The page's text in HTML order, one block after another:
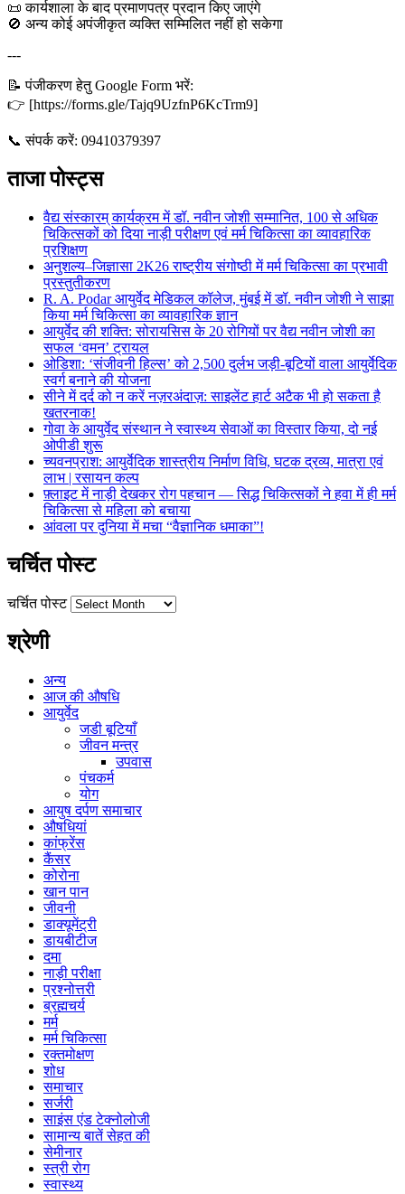
📜 कार्यशाला के बाद प्रमाणपत्र प्रदान किए जाएंगे
🚫 अन्य कोई अपंजीकृत व्यक्ति सम्मिलित नहीं हो सकेगा
---
📝 पंजीकरण हेतु Google Form भरें:
👉 [https://forms.gle/Tajq9UzfnP6KcTrm9]
📞 संपर्क करें: 09410379397
ताजा पोस्ट्स
वैद्य संस्कारम् कार्यक्रम में डॉ. नवीन जोशी सम्मानित, 100 से अधिक
चिकित्सकों को दिया नाड़ी परीक्षण एवं मर्म चिकित्सा का व्यावहारिक
प्रशिक्षण
अनुशल्य–जिज्ञासा 2K26 राष्ट्रीय संगोष्ठी में मर्म चिकित्सा का प्रभावी
प्रस्तुतीकरण
R. A. Podar आयुर्वेद मेडिकल कॉलेज, मुंबई में डॉ. नवीन जोशी ने साझा
किया मर्म चिकित्सा का व्यावहारिक ज्ञान
आयुर्वेद की शक्ति: सोरायसिस के 20 रोगियों पर वैद्य नवीन जोशी का
सफल ‘वमन’ ट्रायल
ओडिशा: ‘संजीवनी हिल्स’ को 2,500 दुर्लभ जड़ी-बूटियों वाला आयुर्वेदिक
स्वर्ग बनाने की योजना
सीने में दर्द को न करें नज़रअंदाज़: साइलेंट हार्ट अटैक भी हो सकता है
खतरनाक!
गोवा के आयुर्वेद संस्थान ने स्वास्थ्य सेवाओं का विस्तार किया, दो नई
ओपीडी शुरू
च्यवनप्राश: आयुर्वेदिक शास्त्रीय निर्माण विधि, घटक द्रव्य, मात्रा एवं
लाभ | रसायन कल्प
फ़्लाइट में नाड़ी देखकर रोग पहचान — सिद्ध चिकित्सकों ने हवा में ही मर्म
चिकित्सा से महिला को बचाया
आंवला पर दुनिया में मचा “वैज्ञानिक धमाका”!
चर्चित पोस्ट
चर्चित पोस्ट
श्रेणी
अन्य
आज की औषधि
आयुर्वेद
जडी बूटियाँ
जीवन मन्त्र
उपवास
पंचकर्म
योग
आयुष दर्पण समाचार
औषधियां
कांफ्रेंस
कैंसर
कोरोना
खान पान
जीवनी
डाक्यूमेंट्री
डायबीटीज
दमा
नाड़ी परीक्षा
प्रश्नोत्तरी
ब्रह्मचर्य
मर्म
मर्म चिकित्सा
रक्तमोक्षण
शोध
समाचार
सर्जरी
साइंस एंड टेक्नोलोजी
सामान्य बातें सेहत की
सेमीनार
स्त्री रोग
स्वास्थ्य